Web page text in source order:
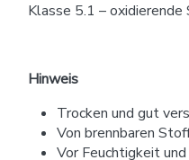
Klasse 5.1 – oxidierende
Hinweis
Trocken und gut
Von brennbaren
Vor Feuchtigkeit